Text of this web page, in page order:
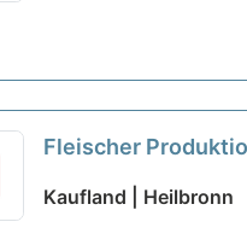
Fleischer
Kaufland | Heilbronn